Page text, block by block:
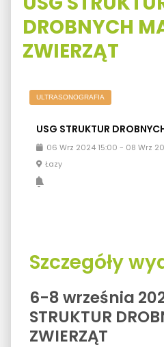
DROBNYCH
ZWIERZĄT
ULTRASONOGRAFIA
USG STRUKTUR
06 Wrz 2024 15:00 - 08 Wrz
Łazy
Szczegóły
6-8 września
STRUKTUR
ZWIERZĄT